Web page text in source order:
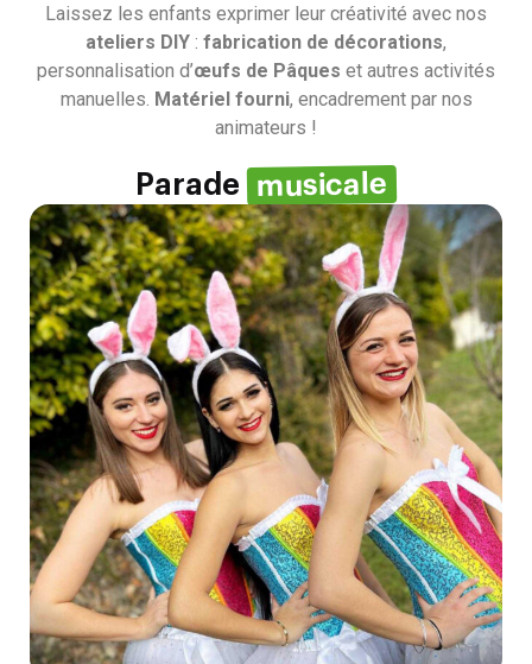
Laissez les enfants exprimer leur créativité avec nos
ateliers DIY : fabrication de décorations,
personnalisation d’œufs de Pâques et autres activités
manuelles. Matériel fourni, encadrement par nos
animateurs !
Parade musicale